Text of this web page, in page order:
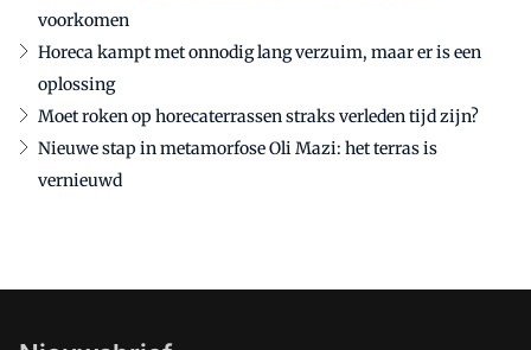
voorkomen
Horeca kampt met onnodig lang verzuim, maar er is een
oplossing
Moet roken op horecaterrassen straks verleden tijd zijn?
Nieuwe stap in metamorfose Oli Mazi: het terras is
vernieuwd